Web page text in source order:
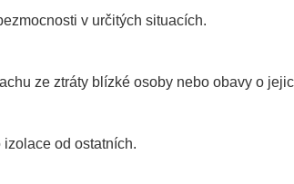
v určitých situacích.
ze ztráty blízké osoby nebo obavy o
od ostatních.